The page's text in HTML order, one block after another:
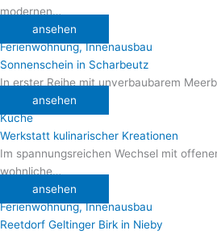
modernen…
ansehen
Ferienwohnung,Innenausbau
Sonnenschein in Scharbeutz
In erster Reihe mit unverbaubarem
ansehen
Küche
Werkstatt kulinarischer Kreationen
Im spannungsreichen Wechsel mit
wohnliche…
ansehen
Ferienwohnung,Innenausbau
Reetdorf Geltinger Birk in Nieby